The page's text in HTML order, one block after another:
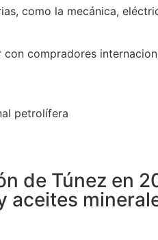
como la mecánica,
compradores
petrolífera
de Túnez en
aceites